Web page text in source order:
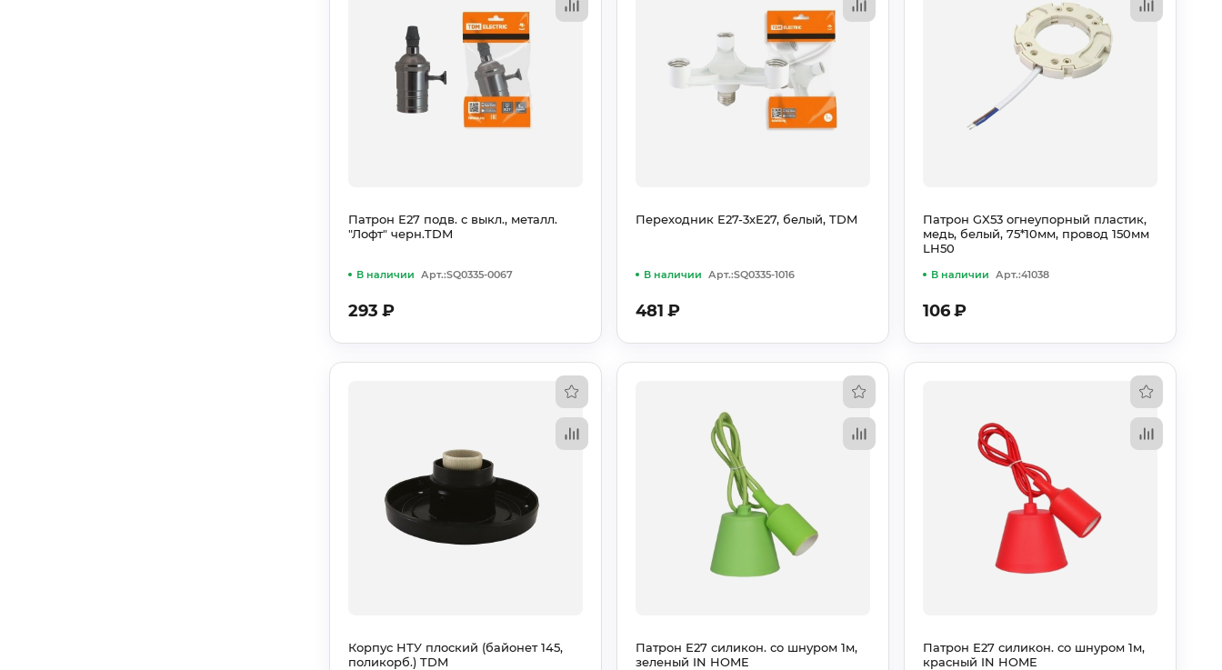
Арт.:SQ0335-0067
В наличии
Патрон Е27 подв. с выкл., металл.
"Лофт" черн.TDM
293 ₽
Арт.:SQ0335-1016
В наличии
Переходник Е27-3хЕ27, белый, TDM
481 ₽
Арт.:41038
В наличии
Патрон GX53 огнеупорный пластик,
медь, белый, 75*10мм, провод 150мм
LH50
106₽
Корпус НТУ плоский (байонет 145,
поликорб.) TDM
Патрон Е27 силикон. со шнуром 1м,
зеленый IN HOME
Патрон Е27 силикон. со шнуром 1м,
красный IN HOME